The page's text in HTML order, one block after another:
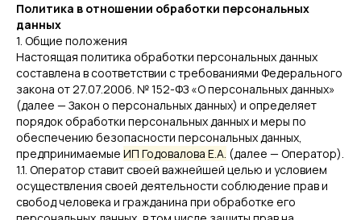
Политика в отношении обработки персональных
данных
1. Общие положения
Настоящая политика обработки персональных данных
составлена в соответствии с требованиями Федерального
закона от 27.07.2006. № 152-ФЗ «О персональных данных»
(далее — Закон о персональных данных) и определяет
порядок обработки персональных данных и меры по
обеспечению безопасности персональных данных,
предпринимаемые ИП Годовалова Е.А. (далее — Оператор).
1.1. Оператор ставит своей важнейшей целью и условием
осуществления своей деятельности соблюдение прав и
свобод человека и гражданина при обработке его